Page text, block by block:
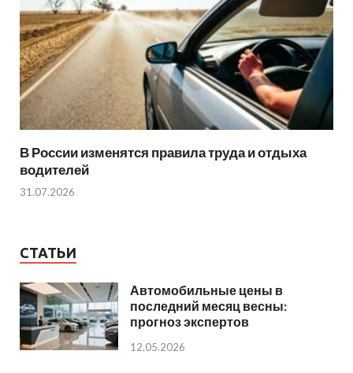
В России изменятся правила труда и отдыха
водителей
31.07.2026
СТАТЬИ
Автомобильные цены в
последний месяц весны:
прогноз экспертов
12.05.2026